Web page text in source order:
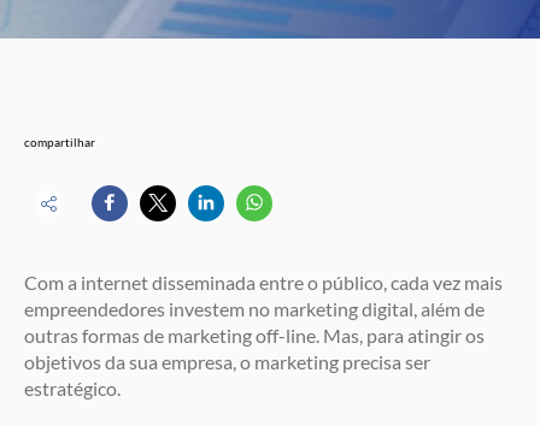
compartilhar
Com a internet disseminada entre o público, cada vez mais
empreendedores investem no marketing digital, além de
outras formas de marketing off-line. Mas, para atingir os
objetivos da sua empresa, o marketing precisa ser
estratégico.